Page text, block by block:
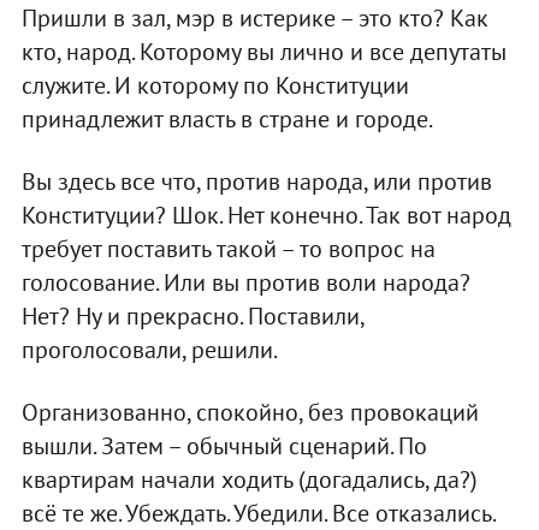
Пришли в зал, мэр в истерике – это кто? Как
кто, народ. Которому вы лично и все депутаты
служите. И которому по Конституции
принадлежит власть в стране и городе.
Вы здесь все что, против народа, или против
Конституции? Шок. Нет конечно. Так вот народ
требует поставить такой – то вопрос на
голосование. Или вы против воли народа?
Нет? Ну и прекрасно. Поставили,
проголосовали, решили.
Организованно, спокойно, без провокаций
вышли. Затем – обычный сценарий. По
квартирам начали ходить (догадались, да?)
всё те же. Убеждать. Убедили. Все отказались.